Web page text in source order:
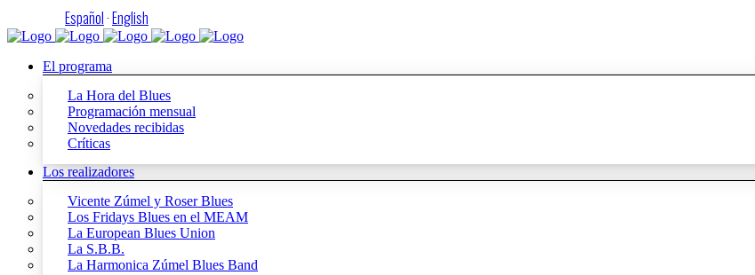
Español·English
El programa
La Hora del Blues
Programación mensual
Novedades recibidas
Críticas
Los realizadores
Vicente Zúmel y Roser Blues
Los Fridays Blues en el MEAM
La European Blues Union
La S.B.B.
La Harmonica Zúmel Blues Band